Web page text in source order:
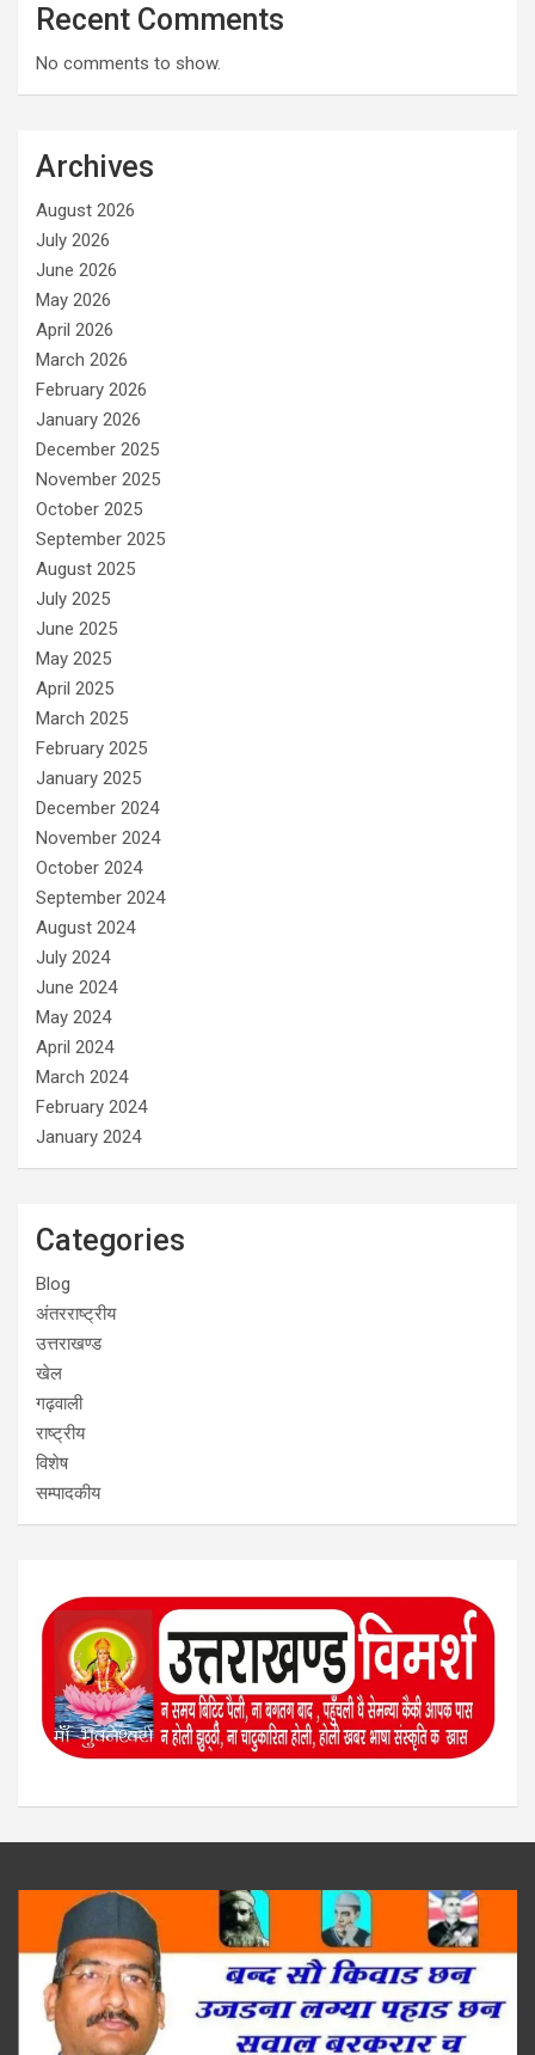
Recent Comments
No comments to show.
Archives
August 2026
July 2026
June 2026
May 2026
April 2026
March 2026
February 2026
January 2026
December 2025
November 2025
October 2025
September 2025
August 2025
July 2025
June 2025
May 2025
April 2025
March 2025
February 2025
January 2025
December 2024
November 2024
October 2024
September 2024
August 2024
July 2024
June 2024
May 2024
April 2024
March 2024
February 2024
January 2024
Categories
Blog
अंतरराष्ट्रीय
उत्तराखण्ड
खेल
गढ़वाली
राष्ट्रीय
विशेष
सम्पादकीय